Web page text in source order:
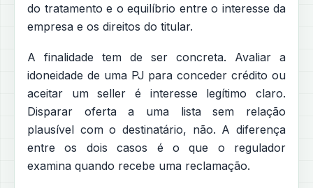
do tratamento e o equilíbrio entre o interesse da
empresa e os direitos do titular.
A finalidade tem de ser concreta. Avaliar a
idoneidade de uma PJ para conceder crédito ou
aceitar um seller é interesse legítimo claro.
Disparar oferta a uma lista sem relação
plausível com o destinatário, não. A diferença
entre os dois casos é o que o regulador
examina quando recebe uma reclamação.